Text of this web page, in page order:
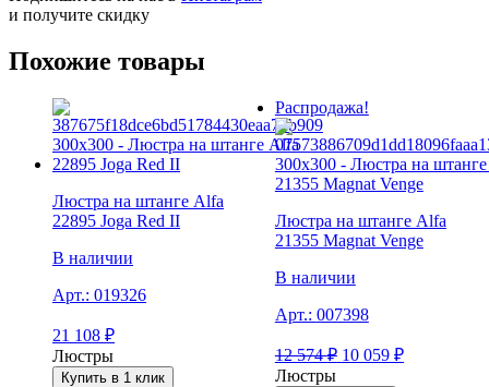
и получите скидку
Похожие товары
Люстра на штанге Alfa
22895 Joga Red II
В наличии
Арт.: 019326
21 108 ₽
Люстры
Купить в 1 клик
Распродажа!
Люстра на штанге Alfa
21355 Magnat Venge
В наличии
Арт.: 007398
12 574₽ 10 059 ₽
Люстры